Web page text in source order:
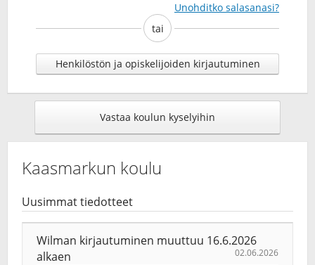
Unohditko salasanasi?
tai
Henkilöstön ja opiskelijoiden kirjautuminen
Vastaa koulun kyselyihin
Kaasmarkun koulu
Uusimmat tiedotteet
Wilman kirjautuminen muuttuu 16.6.2026
alkaen
02.06.2026